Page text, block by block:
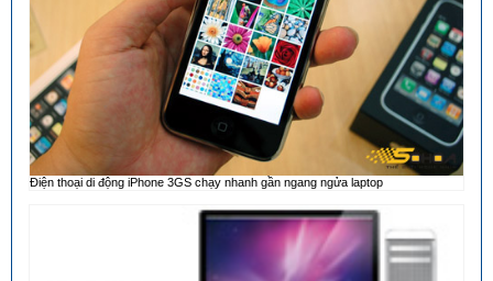
Điện thoại di động iPhone 3GS chạy nhanh gần ngang ngửa laptop